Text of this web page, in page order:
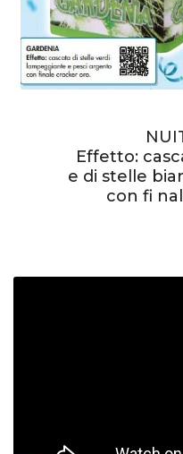
Effetto:
e di stelle
con fi